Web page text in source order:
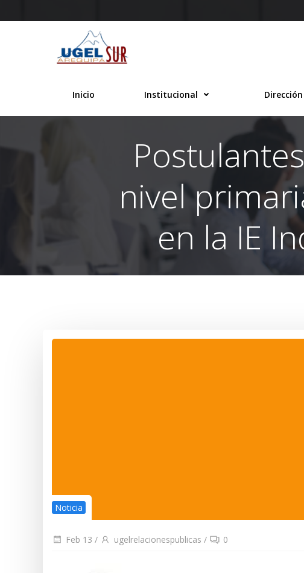
al
Inicio Institucional Dirección
nivel
en la IE
Noticia
Feb 13 / ugelrelacionespublicas / 0